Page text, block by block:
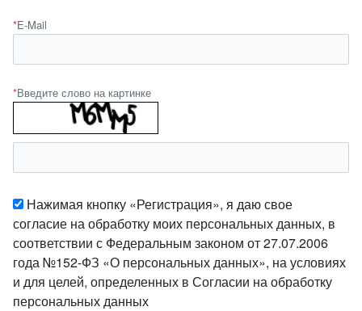
*E-Mail
*Введите слово на картинке
Нажимая кнопку «Регистрация», я даю свое
согласие на обработку моих персональных данных, в
соответствии с Федеральным законом от 27.07.2006
года №152-ФЗ «О персональных данных», на условиях
и для целей, определенных в Согласии на обработку
персональных данных